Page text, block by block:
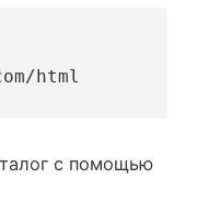
html
с помощью